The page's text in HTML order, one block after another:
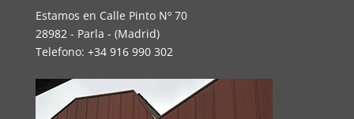
Estamos en Calle Pinto Nº 70
28982 - Parla - (Madrid)
Telefono: +34 916 990 302